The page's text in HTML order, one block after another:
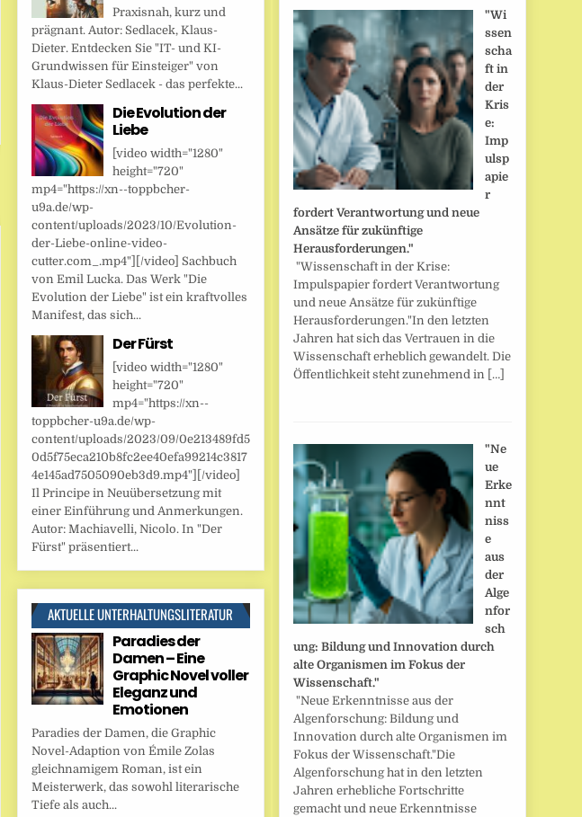
Praxisnah, kurz und
prägnant. Autor: Sedlacek, Klaus-
Dieter. Entdecken Sie "IT- und KI-
Grundwissen für Einsteiger" von
Klaus-Dieter Sedlacek - das perfekte...
Die Evolution der
Liebe
[video width="1280"
height="720"
mp4="https://xn--toppbcher-
u9a.de/wp-
content/uploads/2023/10/Evolution-
der-Liebe-online-video-
cutter.com_.mp4"][/video] Sachbuch
von Emil Lucka. Das Werk "Die
Evolution der Liebe" ist ein kraftvolles
Manifest, das sich...
Der Fürst
[video width="1280"
height="720"
mp4="https://xn--
toppbcher-u9a.de/wp-
content/uploads/2023/09/0e213489fd5
0d5f75eca210b8fc2ee40efa99214c3817
4e145ad7505090eb3d9.mp4"][/video]
Il Principe in Neuübersetzung mit
einer Einführung und Anmerkungen.
Autor: Machiavelli, Nicolo. In "Der
Fürst" präsentiert...
AKTUELLE UNTERHALTUNGSLITERATUR
Paradies der
Damen – Eine
Graphic Novel voller
Eleganz und
Emotionen
Paradies der Damen, die Graphic
Novel-Adaption von Émile Zolas
gleichnamigem Roman, ist ein
Meisterwerk, das sowohl literarische
Tiefe als auch...
"Wi
ssen
scha
ft in
der
Kris
e:
Imp
ulsp
apie
r
fordert Verantwortung und neue
Ansätze für zukünftige
Herausforderungen."
"Wissenschaft in der Krise:
Impulspapier fordert Verantwortung
und neue Ansätze für zukünftige
Herausforderungen."In den letzten
Jahren hat sich das Vertrauen in die
Wissenschaft erheblich gewandelt. Die
Öffentlichkeit steht zunehmend in […]
"Ne
ue
Erke
nnt
niss
e
aus
der
Alge
nfor
sch
ung: Bildung und Innovation durch
alte Organismen im Fokus der
Wissenschaft."
"Neue Erkenntnisse aus der
Algenforschung: Bildung und
Innovation durch alte Organismen im
Fokus der Wissenschaft."Die
Algenforschung hat in den letzten
Jahren erhebliche Fortschritte
gemacht und neue Erkenntnisse